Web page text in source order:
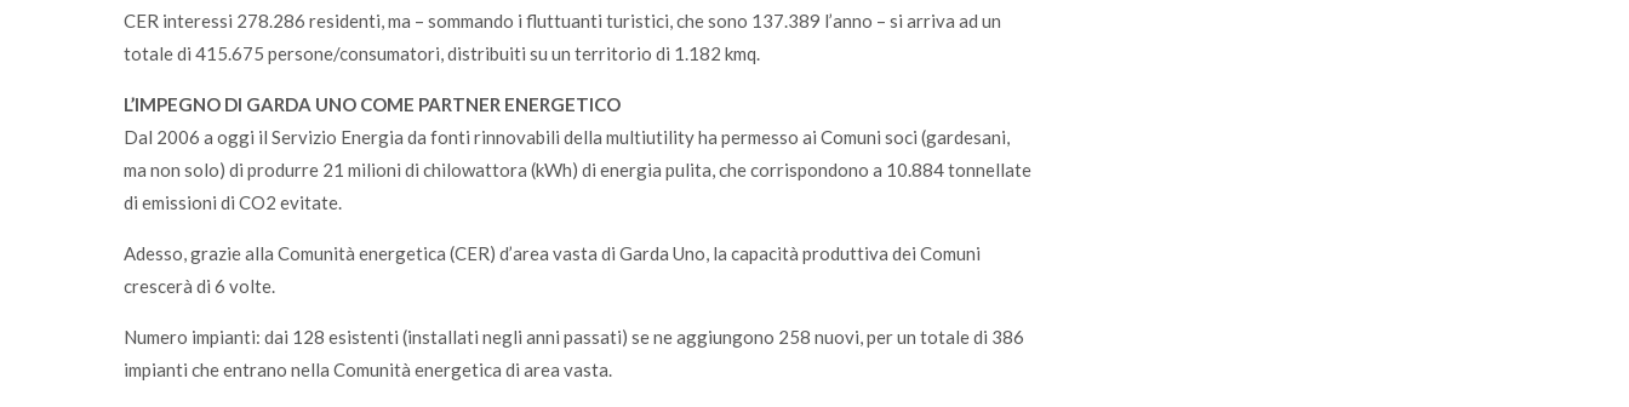
CER interessi 278.286 residenti, ma – sommando i fluttuanti turistici, che sono 137.389 l’anno – si arriva ad un
totale di 415.675 persone/consumatori, distribuiti su un territorio di 1.182 kmq.
L’IMPEGNO DI GARDA UNO COME PARTNER ENERGETICO
Dal 2006 a oggi il Servizio Energia da fonti rinnovabili della multiutility ha permesso ai Comuni soci (gardesani,
ma non solo) di produrre 21 milioni di chilowattora (kWh) di energia pulita, che corrispondono a 10.884 tonnellate
di emissioni di CO2 evitate.
Adesso, grazie alla Comunità energetica (CER) d’area vasta di Garda Uno, la capacità produttiva dei Comuni
crescerà di 6 volte.
Numero impianti: dai 128 esistenti (installati negli anni passati) se ne aggiungono 258 nuovi, per un totale di 386
impianti che entrano nella Comunità energetica di area vasta.